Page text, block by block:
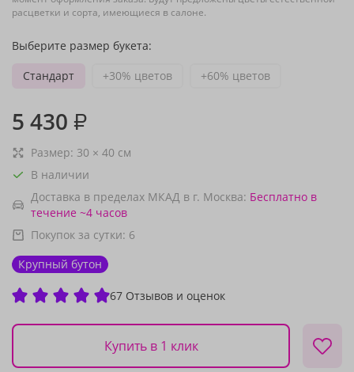
расцветки и сорта, имеющиеся в салоне.
Выберите размер букета:
Стандарт
+30% цветов +60% цветов
5 430 ₽
Размер: 30 × 40 см
В наличии
Доставка в пределах МКАД в г. Москва: Бесплатно в
течение ~4 часов
Покупок за сутки: 6
Крупный бутон
67 Отзывов и оценок
Купить в 1 клик